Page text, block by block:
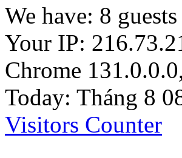
We have: 8
Your IP:
Chrome
Today: Tháng 8
Visitors Counter